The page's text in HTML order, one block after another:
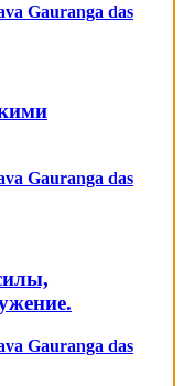
Gauranga das
Gauranga das
Gauranga das